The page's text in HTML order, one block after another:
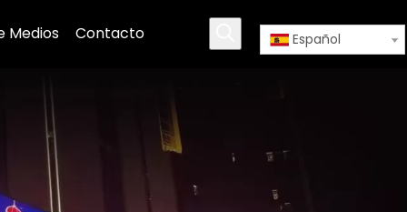
Medios Contacto Español